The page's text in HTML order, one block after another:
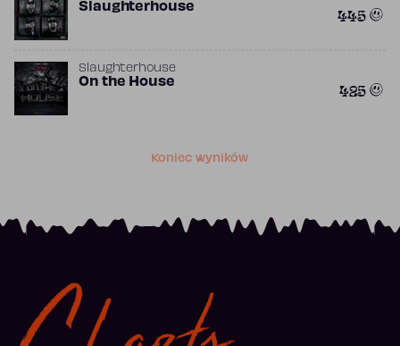
Slaughterhouse 445
Slaughterhouse
On the House 425
Koniec wyników